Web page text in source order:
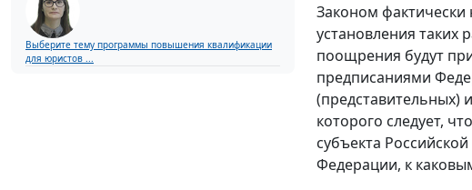
Выберите тему программы повышения квалификации
для юристов ...
Законом
установления таких
поощрения будут
предписаниями
(представительных)
которого следует,
субъекта
Федерации, к